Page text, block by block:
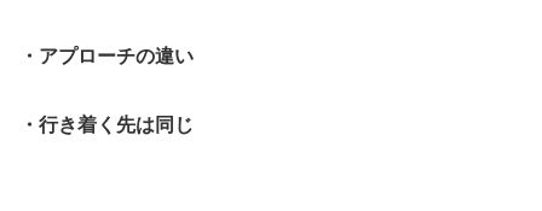
・アプローチの違い
・行き着く先は同じ